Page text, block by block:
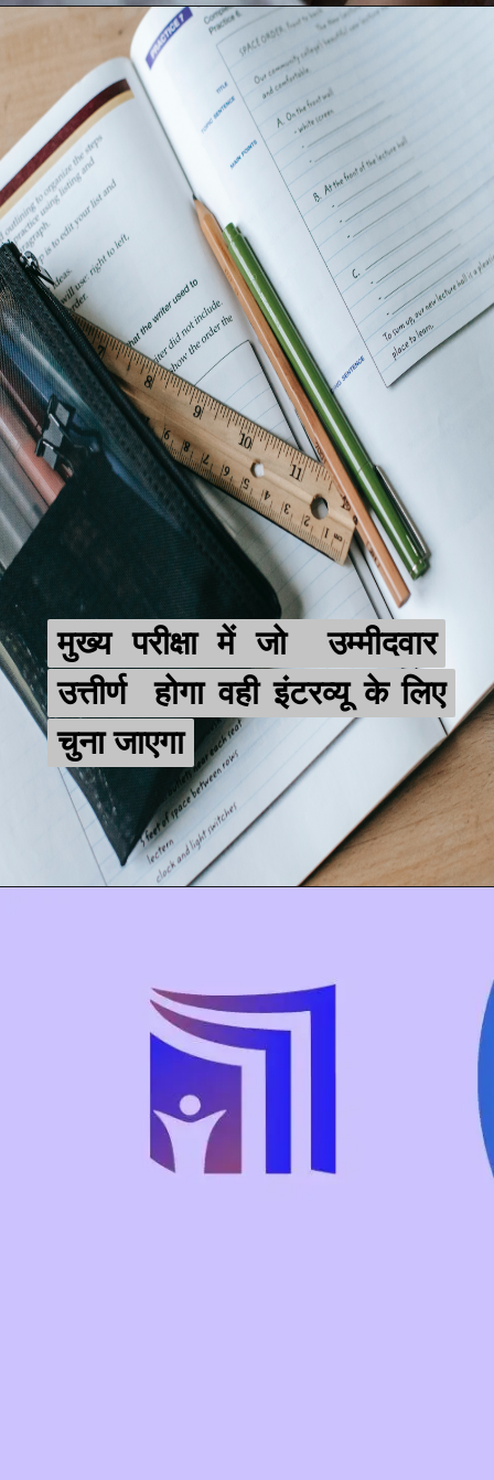
मुख्य परीक्षा में जो उम्मीदवार
उत्तीर्ण होगा वही इंटरव्यू के लिए
चुना जाएगा
मुख्य परीक्षा में जो उम्मीदवार
उत्तीर्ण होगा वही इंटरव्यू के लिए
चुना जाएगा